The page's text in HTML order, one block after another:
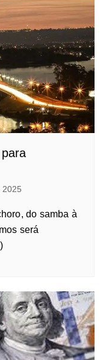
2025
do samba à
será